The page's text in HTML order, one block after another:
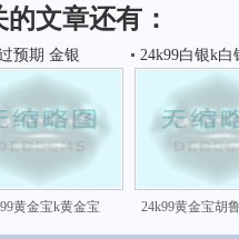
文章还有：
预期 金银 24k99白银k白
黄金宝k黄金宝 24k99黄金宝胡